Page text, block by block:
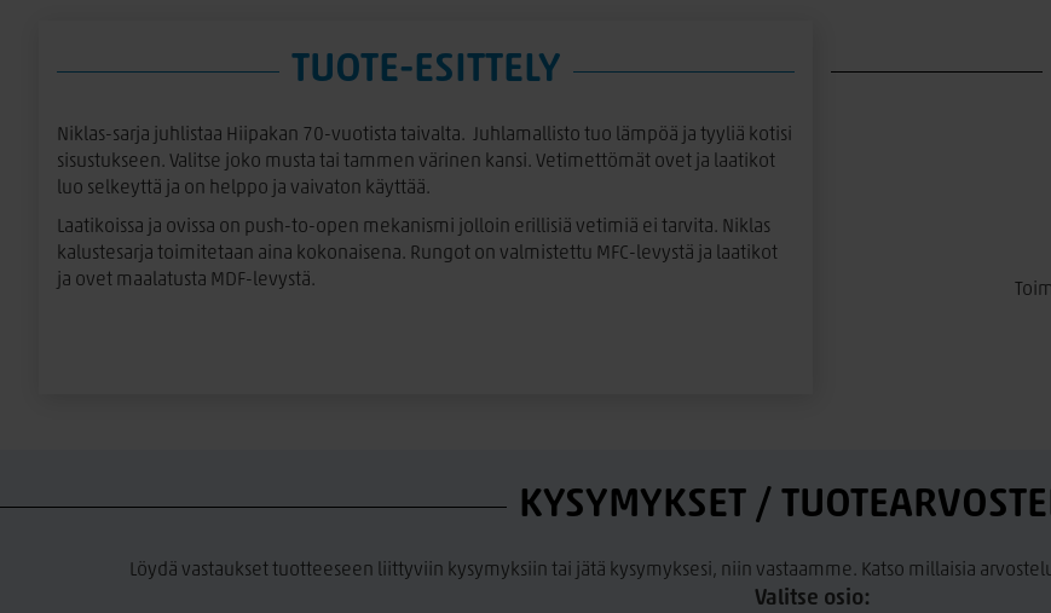
TUOTE-ESITTELY
Niklas-sarja juhlistaa Hiipakan 70-vuotista taivalta. Juhlamallisto tuo lämpöä ja tyyliä kotisi
sisustukseen. Valitse joko musta tai tammen värinen kansi. Vetimettömät ovet ja laatikot
luo selkeyttä ja on helppo ja vaivaton käyttää.
Laatikoissa ja ovissa on push-to-open mekanismi jolloin erillisiä vetimiä ei tarvita. Niklas
kalustesarja toimitetaan aina kokonaisena. Rungot on valmistettu MFC-levystä ja laatikot
ja ovet maalatusta MDF-levystä.
KYSYMYKSET /
Löydä vastaukset tuotteeseen liittyviin kysymyksiin tai jätä kysymyksesi, niin vastaamme. Katso millaisia
Valitse osio: